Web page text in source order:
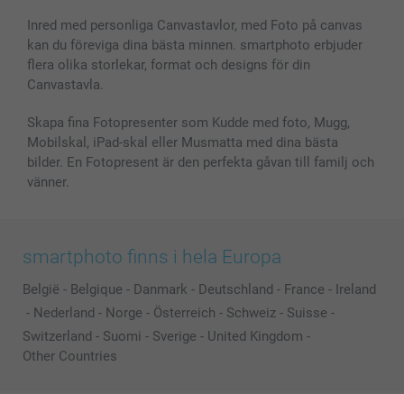
Fotoramar & Tillbehör
Presentkort
Alla fotoprodukter
Inred med personliga Canvastavlor, med Foto på canvas
kan du föreviga dina bästa minnen. smartphoto erbjuder
flera olika storlekar, format och designs för din
Canvastavla.
Skapa fina Fotopresenter som Kudde med foto, Mugg,
Mobilskal, iPad-skal eller Musmatta med dina bästa
bilder. En Fotopresent är den perfekta gåvan till familj och
vänner.
smartphoto finns i hela Europa
België - Belgique - Danmark - Deutschland - France - Ireland
- Nederland - Norge - Österreich - Schweiz - Suisse -
Switzerland - Suomi - Sverige - United Kingdom -
Other Countries